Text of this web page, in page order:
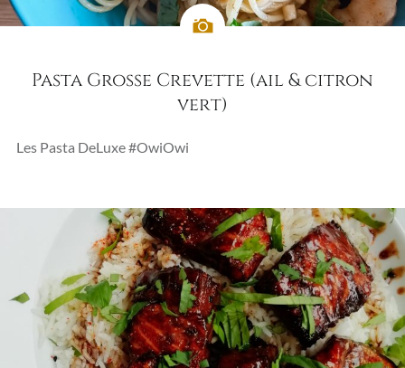
Pasta Grosse Crevette (ail & citron
vert)
Les Pasta DeLuxe #OwiOwi